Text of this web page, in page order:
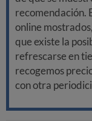
recomendación.
online
que existe la
refrescarse en
recogemos
con otra